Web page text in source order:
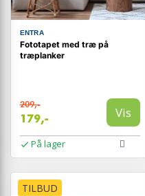
ENTRA
Fototapet med træ på
træplanker
209,-
179,- Vis
På lager
TILBUD